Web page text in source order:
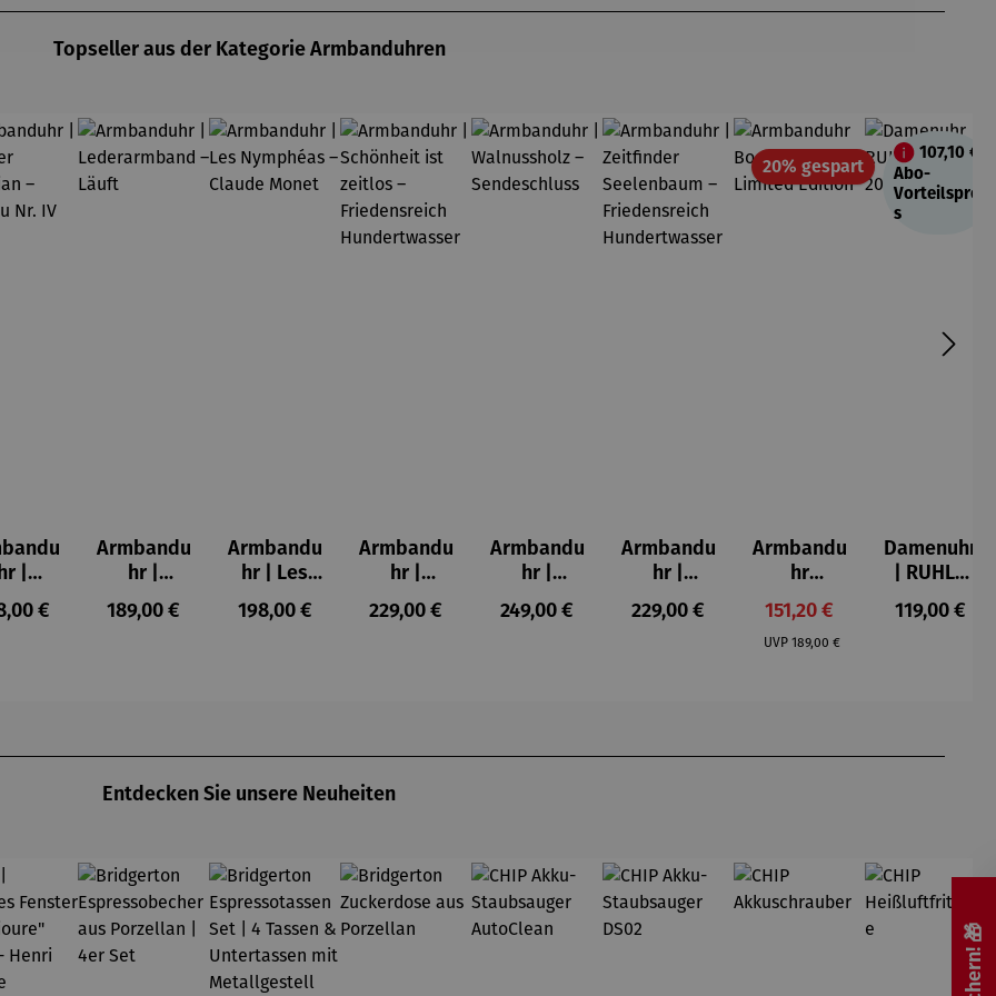
Topseller aus der Kategorie Armbanduhren
hr |
Preis:
€
Armbandu
hr |
Lederarm
band –
Regulärer Preis:
189,00 €
Armbandu
hr | Les
Nymphéas
– Claude
Regulärer Preis:
198,00 €
Armbandu
hr |
Schönheit
ist zeitlos
Regulärer Preis:
229,00 €
Armbandu
hr |
Walnussh
olz –
Regulärer Preis:
249,00 €
Armbandu
hr |
Zeitfinder
Seelenbau
Regulärer Preis:
229,00 €
20% gespartRabatt
Armbandu
hr
Bochum –
Limited
Edition
Verkaufspreis:
151,20 €
UVP Regulärer Preis:
189,00 €
107,10 €
Abo-
Vorteilsprei
s
Damenuhr
| RUHLA
Style
20417-8
Regulärer
119,00 €
Entdecken Sie unsere Neuheiten